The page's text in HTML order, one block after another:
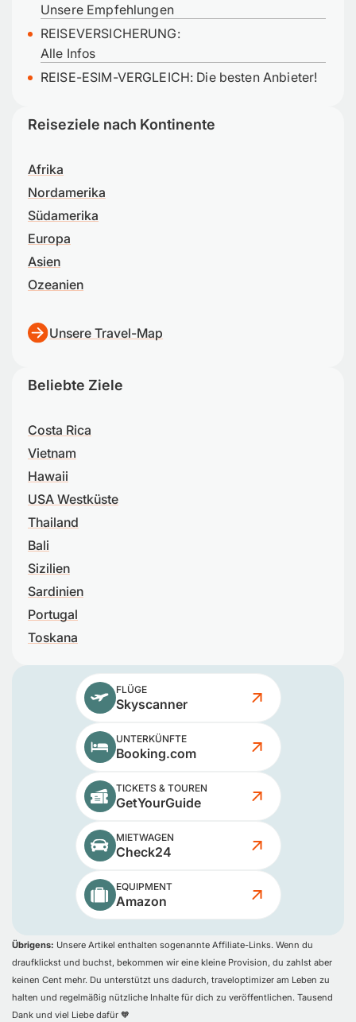
Unsere Empfehlungen
REISEVERSICHERUNG:
Alle Infos
REISE-ESIM-VERGLEICH: Die besten Anbieter!
Reiseziele nach Kontinente
Afrika
Nordamerika
Südamerika
Europa
Asien
Ozeanien
Unsere Travel-Map
Beliebte Ziele
Costa Rica
Vietnam
Hawaii
USA Westküste
Thailand
Bali
Sizilien
Sardinien
Portugal
Toskana
FLÜGE
Skyscanner
UNTERKÜNFTE
Booking.com
TICKETS & TOUREN
GetYourGuide
MIETWAGEN
Check24
EQUIPMENT
Amazon
Übrigens: Unsere Artikel enthalten sogenannte Affiliate-Links. Wenn du
draufklickst und buchst, bekommen wir eine kleine Provision, du zahlst aber
keinen Cent mehr. Du unterstützt uns dadurch, traveloptimizer am Leben zu
halten und regelmäßig nützliche Inhalte für dich zu veröffentlichen. Tausend
Dank und viel Liebe dafür 🧡